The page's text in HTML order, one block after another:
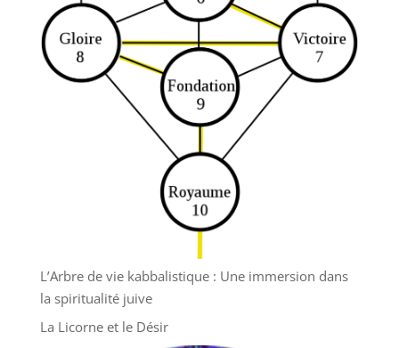
L’Arbre de vie kabbalistique : Une immersion dans
la spiritualité juive
La Licorne et le Désir